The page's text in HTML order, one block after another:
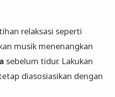
relaksasi seperti
musik menenangkan
sebelum tidur. Lakukan
diasosiasikan dengan